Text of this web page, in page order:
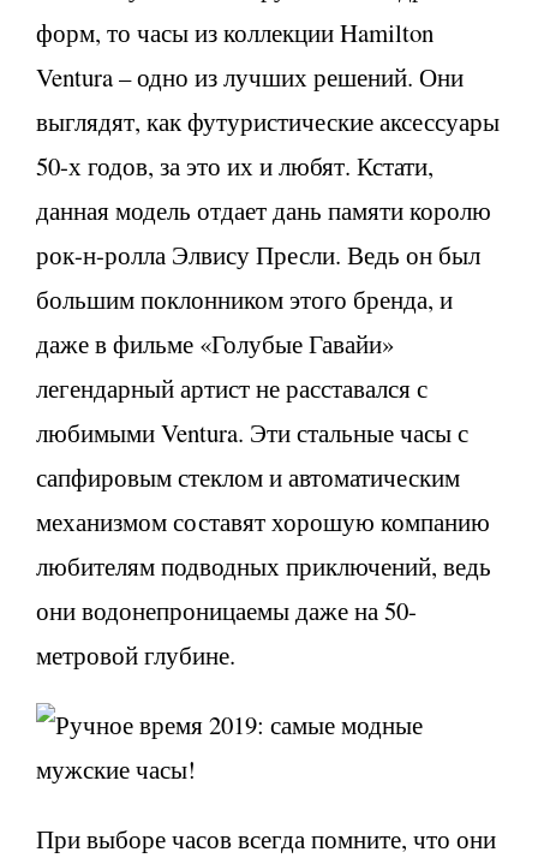
форм, то часы из коллекции Hamilton
Ventura – одно из лучших решений. Они
выглядят, как футуристические аксессуары
50-х годов, за это их и любят. Кстати,
данная модель отдает дань памяти королю
рок-н-ролла Элвису Пресли. Ведь он был
большим поклонником этого бренда, и
даже в фильме «Голубые Гавайи»
легендарный артист не расставался с
любимыми Ventura. Эти стальные часы с
сапфировым стеклом и автоматическим
механизмом составят хорошую компанию
любителям подводных приключений, ведь
они водонепроницаемы даже на 50-
метровой глубине.
При выборе часов всегда помните, что они